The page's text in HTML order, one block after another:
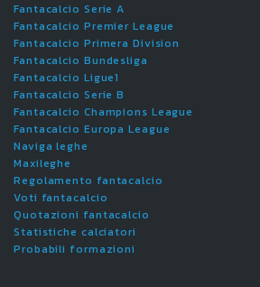
Fantacalcio Serie A
Fantacalcio Premier League
Fantacalcio Primera Division
Fantacalcio Bundesliga
Fantacalcio Ligue1
Fantacalcio Serie B
Fantacalcio Champions League
Fantacalcio Europa League
Naviga leghe
Maxileghe
Regolamento fantacalcio
Voti fantacalcio
Quotazioni fantacalcio
Statistiche calciatori
Probabili formazioni